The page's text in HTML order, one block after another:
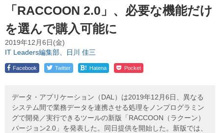
「RACCOON 2.0」、必要な機能だけ
を選んで購入可能に
2019年12月6日(金)
IT Leaders編集部、日川 佳三
Facebook Twitter ! Hatena Pocket
データ・アプリケーション（DAL）は2019年12月6日、異なる
システム間で業務データを連携させる処理をノンプログラミン
グで開発／実行できるツールの新版「RACCOON（ラクーン）
バージョン2.0」を発表した。同日提供を開始した。新版では、